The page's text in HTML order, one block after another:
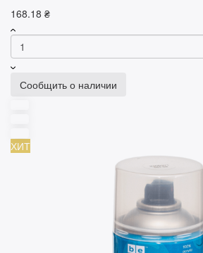
168.18 ₴
Сообщить о наличии
ХИТ